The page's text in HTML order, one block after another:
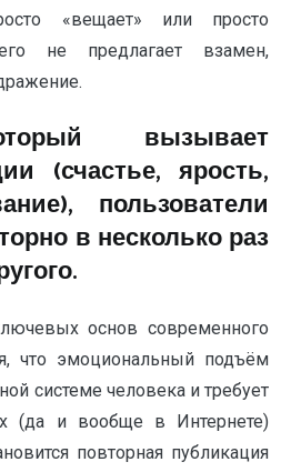
«вещает» или просто
не предлагает взамен,
вызывает
(счастье, ярость,
пользователи
в несколько раз
основ современного
что эмоциональный подъём
системе человека и требует
(да и вообще в Интернете)
повторная публикация